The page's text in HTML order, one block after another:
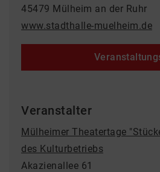
45479 Mülheim an der Ruhr
www.stadthalle-muelheim.de
Veranstalter
Mülheimer Theatertage
des Kulturbetriebs
Akazienallee 61